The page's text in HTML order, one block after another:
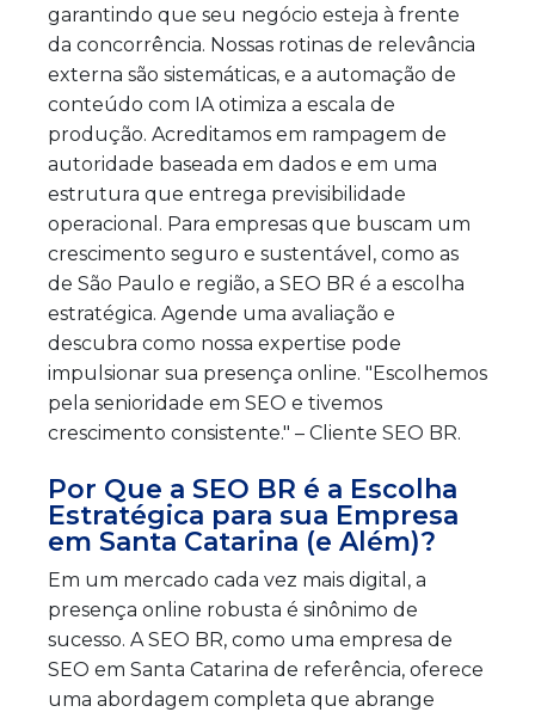
garantindo que seu negócio esteja à frente
da concorrência. Nossas rotinas de relevância
externa são sistemáticas, e a automação de
conteúdo com IA otimiza a escala de
produção. Acreditamos em rampagem de
autoridade baseada em dados e em uma
estrutura que entrega previsibilidade
operacional. Para empresas que buscam um
crescimento seguro e sustentável, como as
de São Paulo e região, a SEO BR é a escolha
estratégica. Agende uma avaliação e
descubra como nossa expertise pode
impulsionar sua presença online. "Escolhemos
pela senioridade em SEO e tivemos
crescimento consistente." – Cliente SEO BR.
Por Que a SEO BR é a Escolha
Estratégica para sua Empresa
em Santa Catarina (e Além)?
Em um mercado cada vez mais digital, a
presença online robusta é sinônimo de
sucesso. A SEO BR, como uma empresa de
SEO em Santa Catarina de referência, oferece
uma abordagem completa que abrange